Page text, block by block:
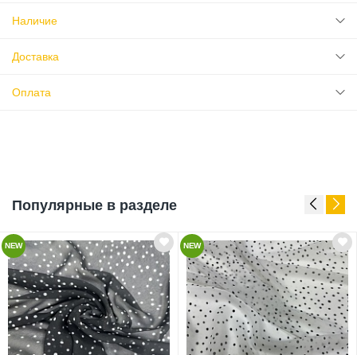
Наличие
Доставка
Оплата
Популярные в разделе
NEW NEW